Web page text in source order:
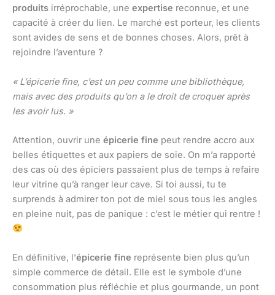
produits irréprochable, une expertise reconnue, et une
capacité à créer du lien. Le marché est porteur, les clients
sont avides de sens et de bonnes choses. Alors, prêt à
rejoindre l’aventure ?
« L’épicerie fine, c’est un peu comme une bibliothèque,
mais avec des produits qu’on a le droit de croquer après
les avoir lus. »
Attention, ouvrir une épicerie fine peut rendre accro aux
belles étiquettes et aux papiers de soie. On m’a rapporté
des cas où des épiciers passaient plus de temps à refaire
leur vitrine qu’à ranger leur cave. Si toi aussi, tu te
surprends à admirer ton pot de miel sous tous les angles
en pleine nuit, pas de panique : c’est le métier qui rentre !
En définitive, l’épicerie fine représente bien plus qu’un
simple commerce de détail. Elle est le symbole d’une
consommation plus réfléchie et plus gourmande, un pont